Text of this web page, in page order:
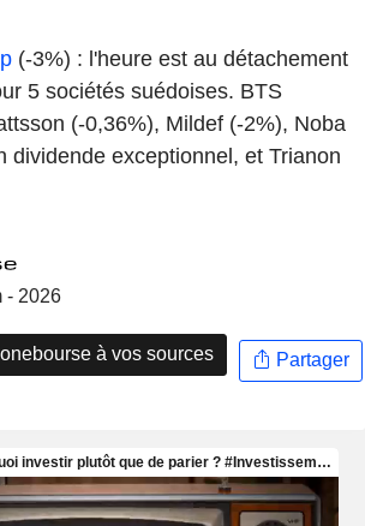
(-3%) : l'heure est au détachement
5 sociétés suédoises. BTS
(-0,36%), Mildef (-2%), Noba
dividende exceptionnel, et Trianon
- 2026
à vos sources Partager